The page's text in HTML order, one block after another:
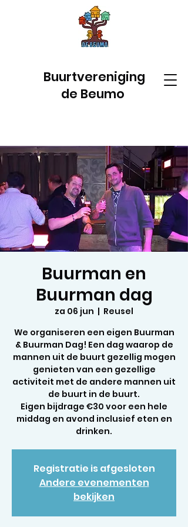
Buurtvereniging
de Beumo
Buurman en
Buurman dag
za 06 jun
  |
Reusel
We organiseren een eigen Buurman
& Buurman Dag! Een dag waarop de
mannen uit de buurt gezellig mogen
genieten van een gezellige
activiteit met de andere mannen uit
de buurt in de buurt.
Eigen bijdrage €30 voor een hele
middag en avond inclusief eten en
drinken.
Registratie is afgesloten
Andere evenementen
bekijken